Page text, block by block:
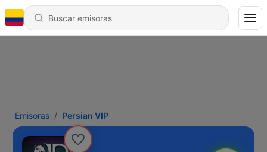
Emisoras Persian VIP